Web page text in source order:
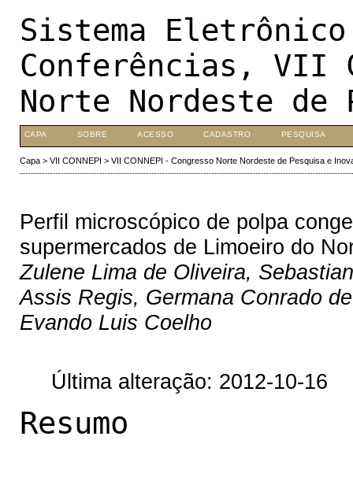
Sistema
Conferências, VII
Norte Nordeste de
CAPA SOBRE ACESSO CADASTRO PESQUISA
Capa> VII CONNEPI > VII CONNEPI - Congresso Norte Nordeste de Pesquisa e
Perfil microscópico de polpa
supermercados de Limoeiro do
Zulene Lima de Oliveira,
Assis Regis, Germana Conrado
Evando Luis Coelho
Última alteração: 2012-10-16
Resumo